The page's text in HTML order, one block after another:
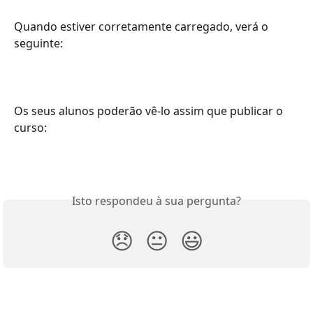
Quando estiver corretamente carregado, verá o
seguinte:
Os seus alunos poderão vê-lo assim que publicar o
curso:
Isto respondeu à sua pergunta?
😞 😐 😃